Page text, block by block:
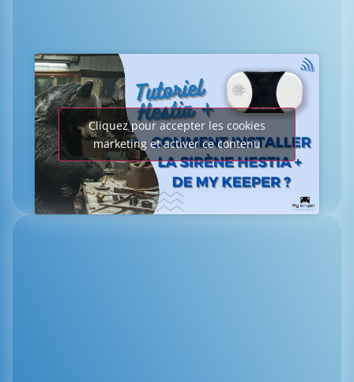
Cliquez pour accepter les cookies
marketing et activer ce contenu